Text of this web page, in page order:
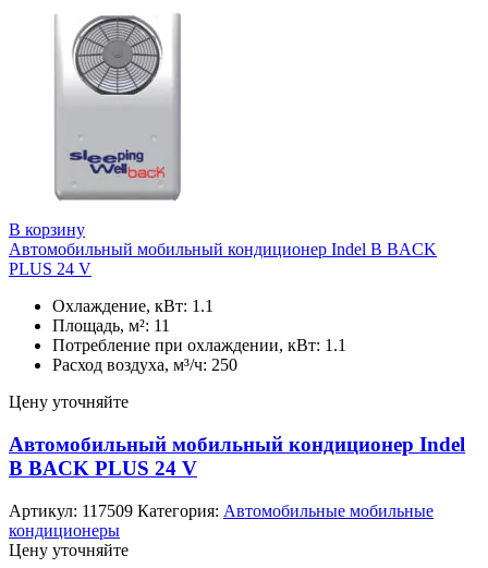
В корзину
Автомобильный мобильный кондиционер Indel B BACK
PLUS 24 V
Охлаждение, кВт: 1.1
Площадь, м²: 11
Потребление при охлаждении, кВт: 1.1
Расход воздуха, м³/ч: 250
Цену уточняйте
Автомобильный мобильный кондиционер Indel
B BACK PLUS 24 V
Артикул: 117509 Категория: Автомобильные мобильные
кондиционеры
Цену уточняйте